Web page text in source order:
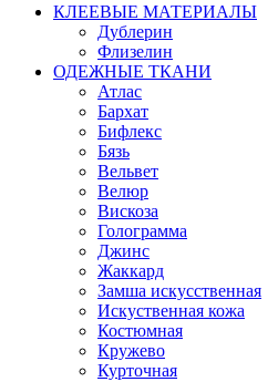
КЛЕЕВЫЕ МАТЕРИАЛЫ
Дублерин
Флизелин
ОДЕЖНЫЕ ТКАНИ
Атлас
Бархат
Бифлекс
Бязь
Вельвет
Велюр
Вискоза
Голограмма
Джинс
Жаккард
Замша искусственная
Искуственная кожа
Костюмная
Кружево
Курточная